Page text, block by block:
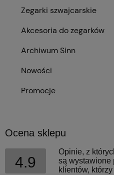
Zegarki szwajcarskie
Akcesoria do zegarków
Archiwum Sinn
Nowości
Promocje
Ocena sklepu
4.9
Opinie, z
są wystawione
klientów,